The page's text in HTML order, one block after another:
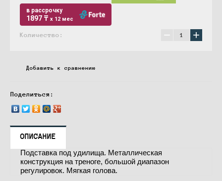
в рассрочку
1897 ₸ x 12 мес
Количество: − +
Добавить к сравнению
Поделиться:
ОПИСАНИЕ
Подставка под удилища. Металлическая
конструкция на треноге, большой диапазон
регулировок. Мягкая голова.